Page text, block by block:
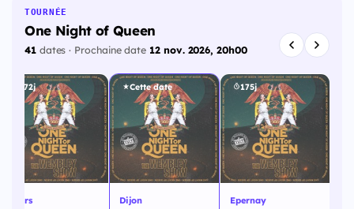
TOURNÉE
One Night of Queen
41dates · Prochaine date 12 nov. 2026, 20h00
172j
Tours
Cette date
Dijon
175j
Epernay